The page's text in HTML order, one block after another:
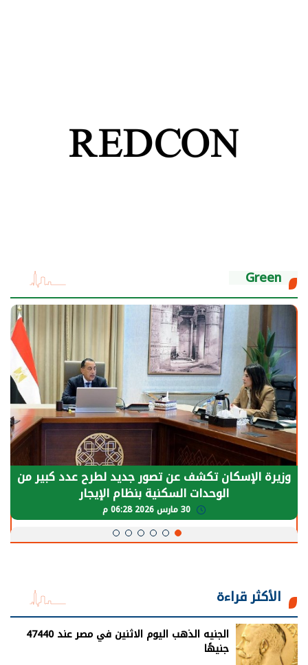
Green
وزيرة الإسكان تكشف عن تصور جديد لطرح عدد كبير من
الوحدات السكنية بنظام الإيجار
الأكثر قراءة
الجنيه الذهب اليوم الاثنين في مصر عند 47440
جنيهًا